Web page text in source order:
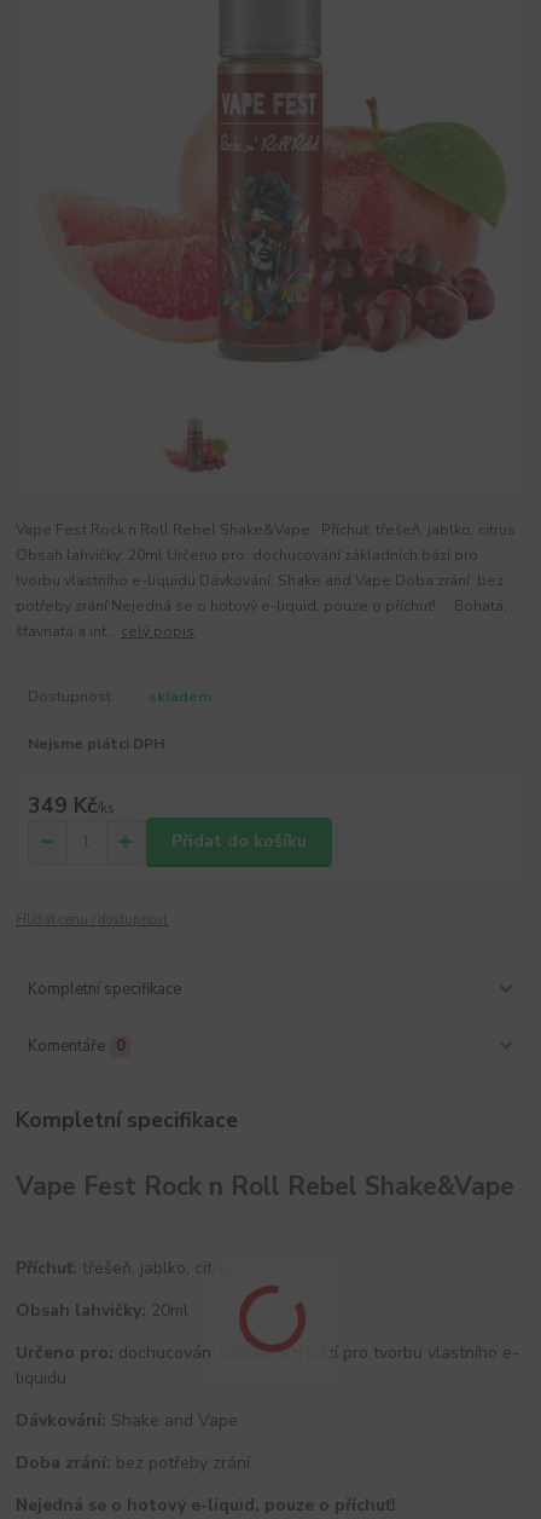
Vape Fest Rock n Roll Rebel Shake&Vape Příchuť: třešeň, jablko, citrus
Obsah lahvičky: 20ml Určeno pro: dochucování základních bází pro
tvorbu vlastního e-liquidu Dávkování: Shake and Vape Doba zrání: bez
potřeby zrání Nejedná se o hotový e-liquid, pouze o příchuť! Bohatá,
šťavnatá a int... celý popis
Dostupnost skladem
Nejsme plátci DPH
349 Kč/ks
Přidat do košíku
Kompletní specifikace
Komentáře 0
Kompletní specifikace
Vape Fest Rock n Roll Rebel Shake&Vape
Příchuť: třešeň, jablko, citrus
Obsah lahvičky: 20ml
Určeno pro: dochucování základních bází pro tvorbu vlastního e-
liquidu
Dávkování: Shake and Vape
Doba zrání: bez potřeby zrání
Nejedná se o hotový e-liquid, pouze o příchuť!